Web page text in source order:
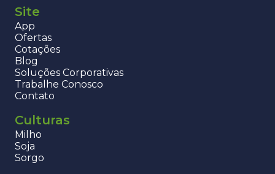
Site
App
Ofertas
Cotações
Blog
Soluções Corporativas
Trabalhe Conosco
Contato
Culturas
Milho
Soja
Sorgo